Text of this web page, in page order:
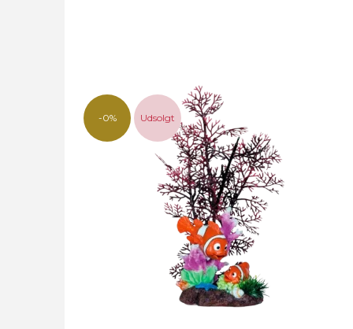
-0% Udsolgt